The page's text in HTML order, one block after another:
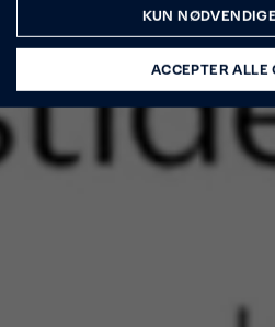
KUN
ACCEPTER ALLE